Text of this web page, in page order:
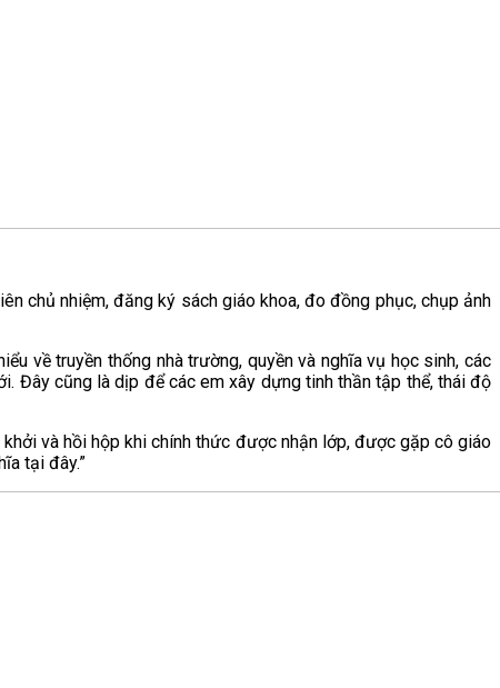
chủ nhiệm, đăng ký sách giáo khoa, đo đồng phục, chụp ảnh
về truyền thống nhà trường, quyền và nghĩa vụ học sinh, các
Đây cũng là dịp để các em xây dựng tinh thần tập thể, thái độ
và hồi hộp khi chính thức được nhận lớp, được gặp cô giáo
tại đây.”